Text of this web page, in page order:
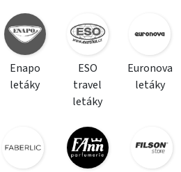
Enapo
letáky
ESO
travel
letáky
Euronova
letáky